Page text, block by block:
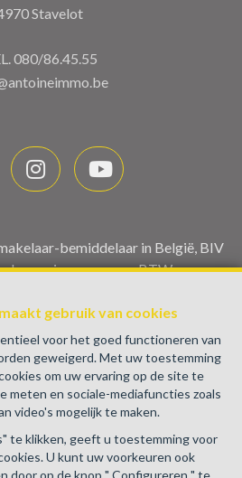
gebruik van cookies
voor het goed functioneren van
geweigerd. Met uw toestemming
om uw ervaring op de site te
meten en sociale-mediafuncties zoals
video's mogelijk te maken.
te klikken, geeft u toestemming voor
U kunt uw voorkeuren ook
door op de knop " Configureren " te
Stavelot
080/86.45.55
bemiddelaar in België, BIV
: BTW
Luxemburgstraat,
2 505 38 50 - info@biv.be) -
-Deontologische code
AXA Belgium, Troonplein 1, 1000
Dekking geldt voor
België worden uitgevoerd
van de website